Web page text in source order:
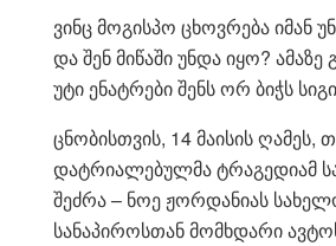
ვინც მოგისპო ცხოვრება იმან
და შენ მიწაში უნდა იყო? ამაზე
უტი ენატრები შენს ორ ბიჭს
ცნობისთვის, 14 მაისის ღამეს,
დატრიალებულმა ტრაგედიამ
შეძრა – ნოე ჟორდანიას
სანაპიროსთან მომხდარი